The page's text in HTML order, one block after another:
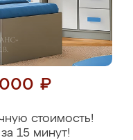
₽
стоимость!
15 минут!